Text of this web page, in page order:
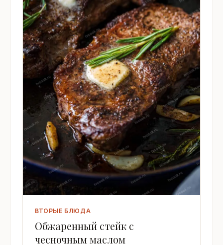
ВТОРЫЕ БЛЮДА
Обжаренный стейк с
чесночным маслом